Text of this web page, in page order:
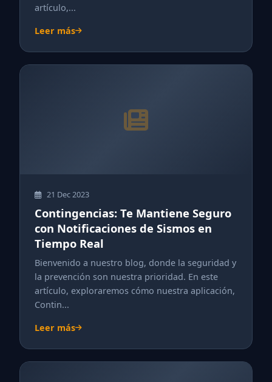
artículo,...
Leer más
21 Dec 2023
Contingencias: Te Mantiene Seguro
con Notificaciones de Sismos en
Tiempo Real
Bienvenido a nuestro blog, donde la seguridad y
la prevención son nuestra prioridad. En este
artículo, exploraremos cómo nuestra aplicación,
Contin...
Leer más